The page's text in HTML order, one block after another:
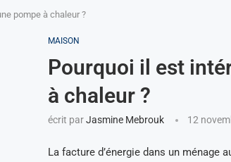
pompe à chaleur ?
MAISON
Pourquoi il est
à chaleur ?
écrit parJasmine Mebrouk 12
La facture d’énergie dans un ménage